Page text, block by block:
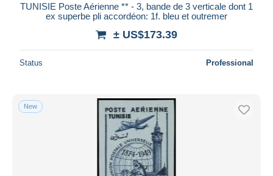
TUNISIE Poste Aérienne ** - 3, bande de 3 verticale dont 1
ex superbe pli accordéon: 1f. bleu et outremer
± US$173.39
Status Professional
New